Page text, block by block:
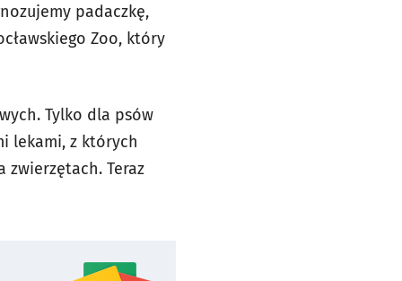
padaczkę,
Zoo, który
Tylko dla psów
lekami, z których
zwierzętach. Teraz